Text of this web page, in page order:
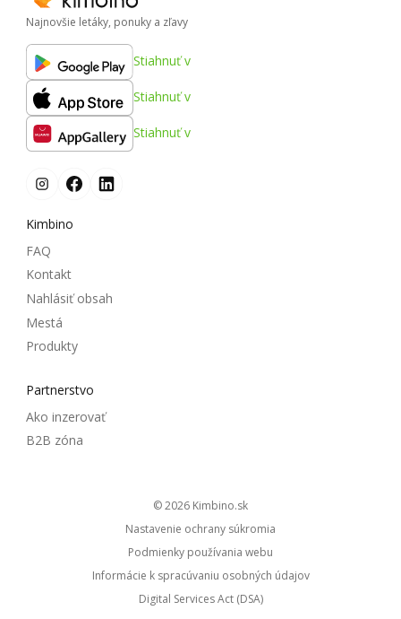
Najnovšie letáky, ponuky a zľavy
Stiahnuť v
Stiahnuť v
Stiahnuť v
Kimbino
FAQ
Kontakt
Nahlásiť obsah
Mestá
Produkty
Partnerstvo
Ako inzerovať
B2B zóna
© 2026
kimbino.sk
Nastavenie ochrany súkromia
Podmienky používania webu
Informácie k spracúvaniu osobných údajov
Digital Services Act (DSA)